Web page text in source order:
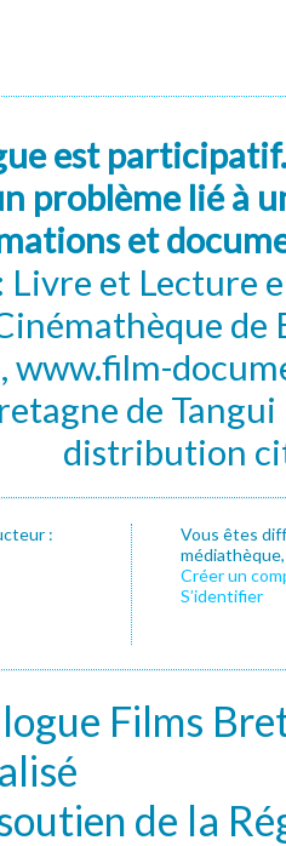
est
problème lié à
et
Livre et Lecture
de
www.film-
de
distribution
:
Vous êtes
Créer un
S’identifier
Films
de la